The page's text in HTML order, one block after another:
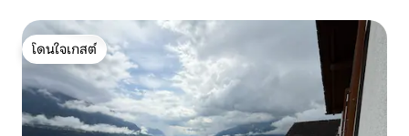
โดนใจเกสต์
โดนใจเกสต์